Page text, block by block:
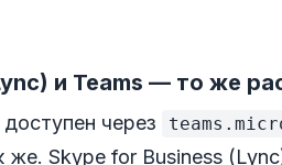
и Teams — то же
через
же. Skype for Business